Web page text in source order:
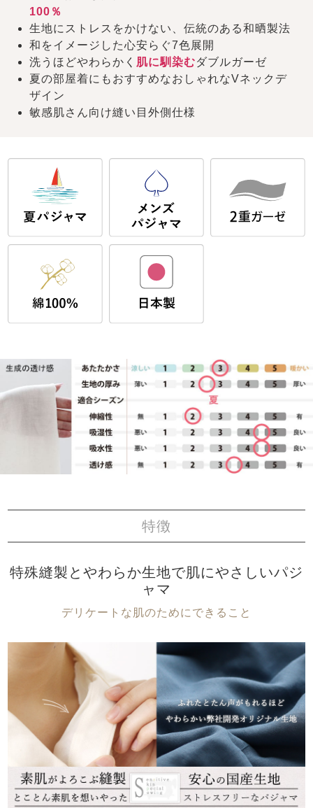
100％
生地にストレスをかけない、伝統のある和晒製法
和をイメージした心安らぐ7色展開
洗うほどやわらかく 肌に馴染むダブルガーゼ
夏の部屋着にもおすすめなおしゃれなVネックデ
ザイン
敏感肌さん向け縫い目外側仕様
特徴
特殊縫製とやわらか生地で肌にやさしいパジ
ャマ
デリケートな肌のためにできること